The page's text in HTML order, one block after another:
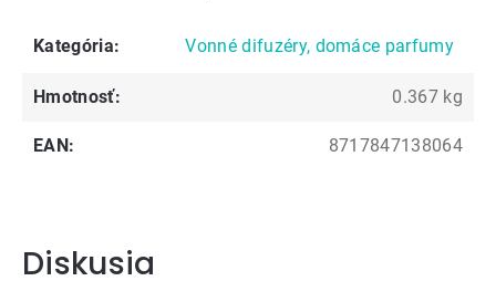
Kategória: Vonné difuzéry, domáce parfumy
Hmotnosť: 0.367 kg
EAN: 8717847138064
Diskusia